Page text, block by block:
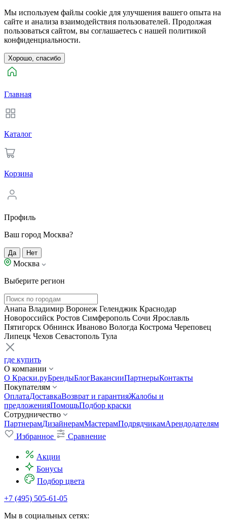
Мы используем файлы cookie для улучшения вашего опыта на
сайте и анализа взаимодействия пользователей. Продолжая
пользоваться сайтом, вы соглашаетесь с нашей политикой
конфиденциальности.
Хорошо, спасибо
Главная
Каталог
Корзина
Профиль
Ваш город Москва?
Да Нет
Москва
Выберите регион
Анапа Владимир Воронеж Геленджик Краснодар
Новороссийск Ростов Симферополь Сочи Ярославль
Пятигорск Обнинск Иваново Вологда Кострома Череповец
Липецк Чехов Севастополь Тула
где купить
О компании
О Краски.руБрендыБлогВакансииПартнерыКонтакты
Покупателям
ОплатаДоставкаВозврат и гарантияЖалобы и
предложенияПомощьПодбор краски
Сотрудничество
ПартнерамДизайнерамМастерамПодрядчикамАрендодателям
Избранное
Сравнение
Акции
Бонусы
Подбор цвета
+7 (495) 505-61-05
Мы в социальных сетях: